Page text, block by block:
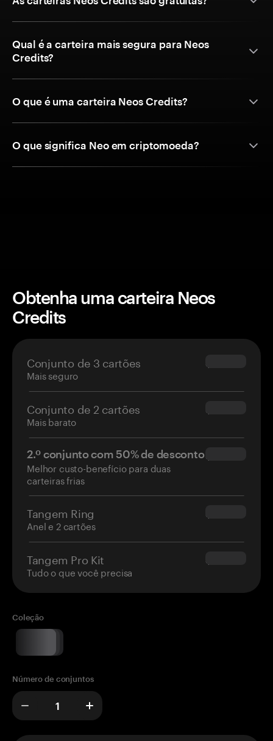
Qual é a carteira mais segura para Neos
Credits?
O que é uma carteira Neos Credits?
O que significa Neo em criptomoeda?
Obtenha uma carteira Neos
Credits
Conjunto de 3 cartões
Mais seguro
$69.90
Conjunto de 2 cartões
Mais barato
$54.90
2.º conjunto com 50% de desconto
Melhor custo-benefício para duas
carteiras frias
$34.95
Tangem Ring
Anel e 2 cartões
$160.00
Tangem Pro Kit
Tudo o que você precisa
$180.00
Coleção
Número de conjuntos